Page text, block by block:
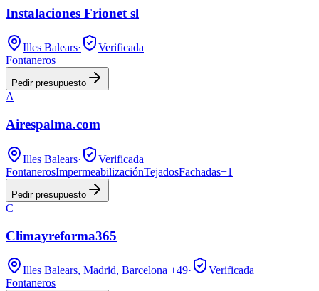
Instalaciones Frionet sl
Illes Balears·
Verificada
Fontaneros
Pedir presupuesto
A
Airespalma.com
Illes Balears·
Verificada
FontanerosImpermeabilizaciónTejadosFachadas+1
Pedir presupuesto
C
Climayreforma365
Illes Balears, Madrid, Barcelona +49·
Verificada
Fontaneros